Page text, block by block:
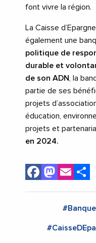
font vivre la région.
La Caisse
également une
politique de
durable et
de son ADN
, la
partie de ses
projets
éducation,
projets et
en 2024.
#Banque